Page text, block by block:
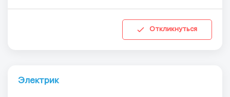
Откликнуться
Электрик